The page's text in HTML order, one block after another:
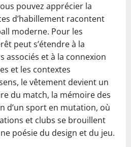
pouvez apprécier la
d’habillement racontent
moderne. Pour les
peut s’étendre à la
associés et à la connexion
et les contextes
le vêtement devient un
du match, la mémoire des
d’un sport en mutation, où
et clubs se brouillent
poésie du design et du jeu.